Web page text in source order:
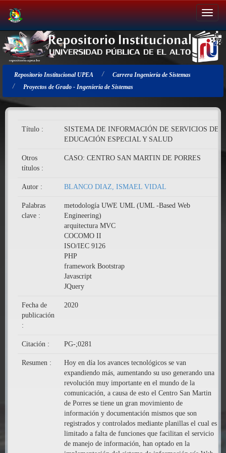
Salir
de
la
navegación
Repositorio Institucional UPEA
Carrera Ingeniería de Sistemas
Proyectos de Grado - Ingeniería de Sistemas
Título :
SISTEMA DE INFORMACIÓN DE SERVICIOS DE
EDUCACIÓN ESPECIAL Y SALUD
Otros
títulos :
CASO: CENTRO SAN MARTIN DE PORRES
Autor : BLANCO DIAZ, ISMAEL VIDAL
Palabras
clave :
metodología UWE UML (UML -Based Web
Engineering)
arquitectura MVC
COCOMO II
ISO/IEC 9126
PHP
framework Bootstrap
Javascript
JQuery
Fecha de
publicación
:
2020
Citación : PG-;0281
Resumen :
Hoy en día los avances tecnológicos se van
expandiendo más, aumentando su uso generando una
revolución muy importante en el mundo de la
comunicación, a causa de esto el Centro San Martin
de Porres se tiene un gran movimiento de
información y documentación mismos que son
registrados y controlados mediante planillas el cual es
limitado a falta de funciones que facilitan el servicio
de manejo de información, han optado en la